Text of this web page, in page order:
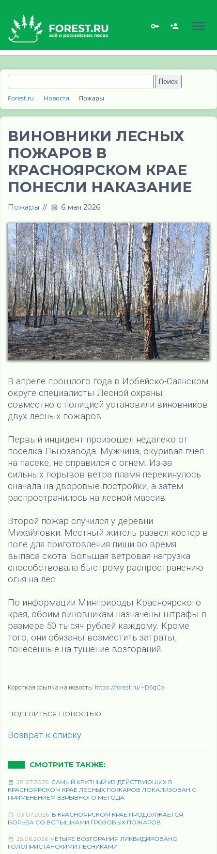
Forest.ru Новости Пожары
ВИНОВНИКИ ЛЕСНЫХ
ПОЖАРОВ В
КРАСНОЯРСКОМ КРАЕ
ПОНЕСЛИ НАКАЗАНИЕ
Пожары // 6 мая 2026
В апреле прошлого года в Ирбейско-Саянском
округе специалисты Лесной охраны
совместно с полицией установили виновников
двух лесных пожаров.
Первый инцидент произошел недалеко от
поселка Льнозавода. Мужчина, окуривая пчел
на пасеке, не справился с огнем. Из-за
сильных порывов ветра пламя перекинулось
сначала на дворовые постройки, а затем
распространилось на лесной массив.
Второй пожар случился у деревни
Михайловки. Местный житель развел костер в
поле для приготовления пищи во время
выпаса скота. Большая ветровая нагрузка
способствовала быстрому распространению
огня на лес.
По информации Минприроды Красноярского
края, обоим виновникам назначены штрафы в
размере 50 тысяч рублей каждому. Кроме
того, они обязаны возместить затраты,
понесенные на тушение возгораний.
Короткая ссылка на новость: https://forest.ru/~D6qCo
ПОДЕЛИТЬСЯ НОВОСТЬЮ
Возврат к списку
СМОТРИТЕ ТАКЖЕ:
28.07.2026 САМЫЙ КРУПНЫЙ ИЗ ДЕЙСТВУЮЩИХ В
КРАСНОЯРСКОМ КРАЕ ЛЕСНЫХ ПОЖАРОВ ЛОКАЛИЗОВАН С
ПРИМЕНЕНИЕМ ВЗРЫВНОГО МЕТОДА
03.07.2026 В КРАСНОЯРСКОМ КРАЕ ПРОДОЛЖАЕТСЯ
БОРЬБА СО ВСПЫШКАМИ ГРОЗОВЫХ ПОЖАРОВ
25.06.2026 ЧЕТЫРЕ ВОЗГОРАНИЯ ЛИКВИДИРОВАНО
ГОЛОПРИСТАНСКИМИ ЛЕСНИКАМИ